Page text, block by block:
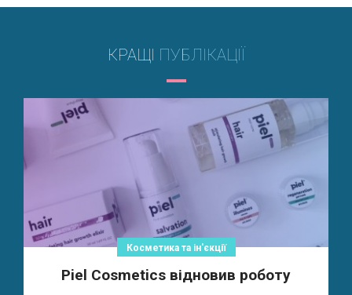
КРАЩІ ПУБЛІКАЦІЇ
Косметика та ін'єкції
Piel Cosmetics відновив роботу